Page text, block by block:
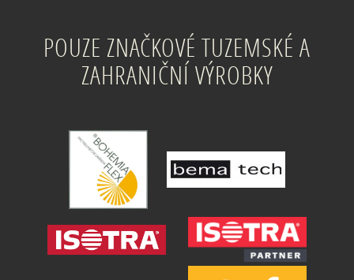
POUZE ZNAČKOVÉ TUZEMSKÉ A
ZAHRANIČNÍ VÝROBKY